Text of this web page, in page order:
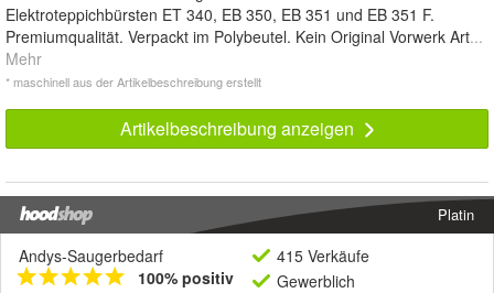
Elektroteppichbürsten ET 340, EB 350, EB 351 und EB 351 F.
Premiumqualität. Verpackt im Polybeutel. Kein Original Vorwerk Art...
Mehr
* maschinell aus der Artikelbeschreibung erstellt
Artikelbeschreibung anzeigen
Platin
Andys-Saugerbedarf
100% positiv
415 Verkäufe
Gewerblich